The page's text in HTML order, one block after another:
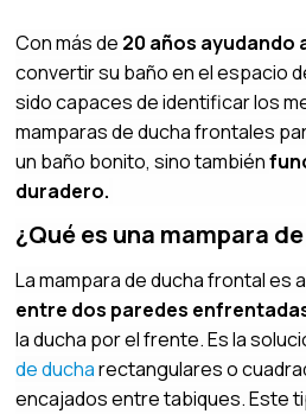
Con más de 20 años ayudando
convertir su baño en el espacio
sido capaces de identificar los
mamparas de ducha frontales
un baño bonito, sino también
duradero.
¿Qué es una mampara
La mampara de ducha frontal es
entre dos paredes
la ducha por el frente. Es la
de ducharectangulares o
encajados entre tabiques. Este